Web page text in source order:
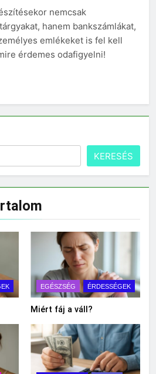
eredetiségvizsgálathoz?
nemcsak
hanem bankszámlákat,
emlékeket is fel kell
érdemes odafigyelni!
KERESÉS
EGÉSZSÉG ÉRDESSÉGEK
Miért fáj a váll?